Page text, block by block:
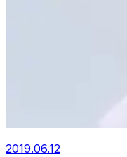
2019.06.12